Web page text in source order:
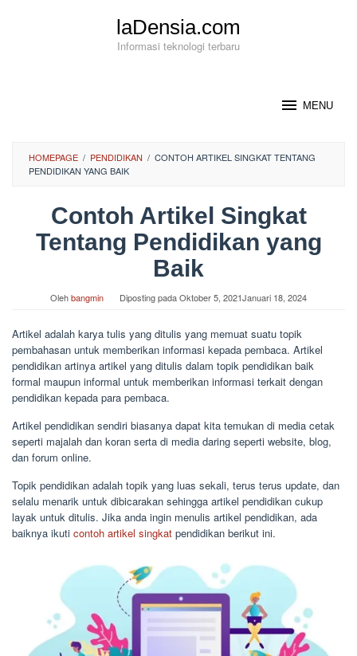
laDensia.com
Informasi teknologi terbaru
MENU
HOMEPAGE / PENDIDIKAN / CONTOH ARTIKEL SINGKAT TENTANG
PENDIDIKAN YANG BAIK
Contoh Artikel Singkat
Tentang Pendidikan yang
Baik
Olehbangmin Diposting padaOktober 5, 2021Januari 18, 2024
Artikel adalah karya tulis yang ditulis yang memuat suatu topik
pembahasan untuk memberikan informasi kepada pembaca. Artikel
pendidikan artinya artikel yang ditulis dalam topik pendidikan baik
formal maupun informal untuk memberikan informasi terkait dengan
pendidikan kepada para pembaca.
Artikel pendidikan sendiri biasanya dapat kita temukan di media cetak
seperti majalah dan koran serta di media daring seperti website, blog,
dan forum online.
Topik pendidikan adalah topik yang luas sekali, terus terus update, dan
selalu menarik untuk dibicarakan sehingga artikel pendidikan cukup
layak untuk ditulis. Jika anda ingin menulis artikel pendidikan, ada
baiknya ikuti contoh artikel singkat pendidikan berikut ini.